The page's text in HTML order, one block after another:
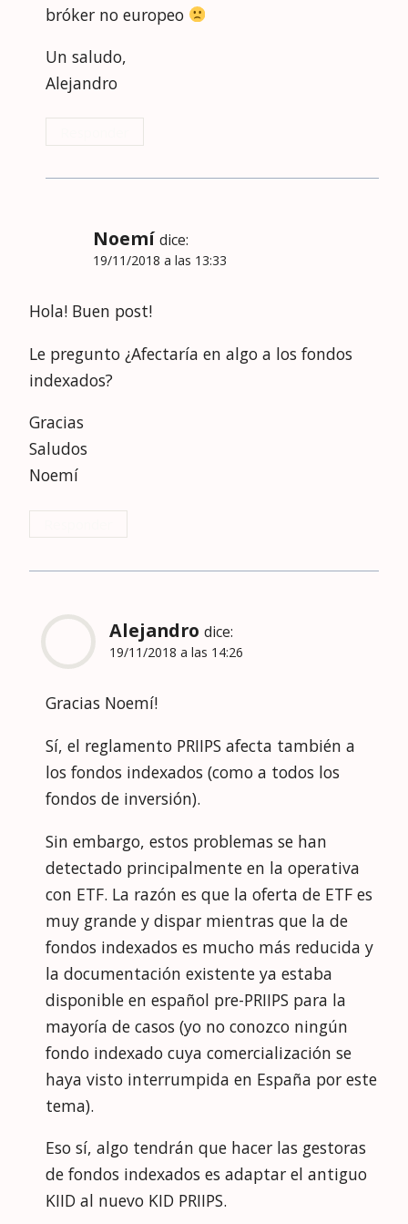
bróker no europeo
Un saludo,
Alejandro
Noemí dice:
19/11/2018 a las 13:33
Hola! Buen post!
Le pregunto ¿Afectaría en algo a los fondos
indexados?
Gracias
Saludos
Noemí
Alejandro dice:
19/11/2018 a las 14:26
Gracias Noemí!
Sí, el reglamento PRIIPS afecta también a
los fondos indexados (como a todos los
fondos de inversión).
Sin embargo, estos problemas se han
detectado principalmente en la operativa
con ETF. La razón es que la oferta de ETF es
muy grande y dispar mientras que la de
fondos indexados es mucho más reducida y
la documentación existente ya estaba
disponible en español pre-PRIIPS para la
mayoría de casos (yo no conozco ningún
fondo indexado cuya comercialización se
haya visto interrumpida en España por este
tema).
Eso sí, algo tendrán que hacer las gestoras
de fondos indexados es adaptar el antiguo
KIID al nuevo KID PRIIPS.